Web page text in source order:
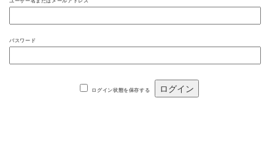
パスワード
ログイン状態を保存する